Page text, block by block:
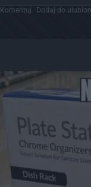
Komentuj Dodaj do